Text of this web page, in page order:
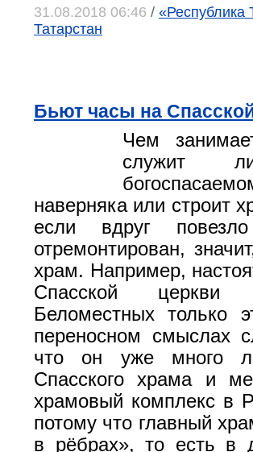
31.08.2018 06:46 / «Республика
Татарстан
Бьют часы на
Чем
служит
наверняка или строит
если вдруг
отремонтирован,
храм. Например,
Спасской церкви
Беломестных
переносном смыслах
что он уже много
Спасского храма и
храмовый комплекс в
потому что главный
в рёбрах», то есть